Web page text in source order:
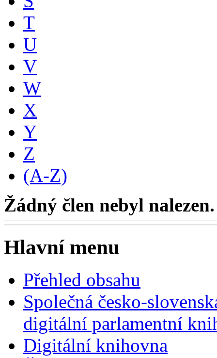
T
U
V
W
X
Y
Z
(A-Z)
Žádný člen nebyl nalezen.
Hlavní menu
Přehled obsahu
Společná česko-
digitální parlamentní
Digitální knihovna